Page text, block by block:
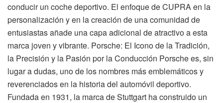
conducir un coche deportivo. El enfoque de CUPRA en la
personalización y en la creación de una comunidad de
entusiastas añade una capa adicional de atractivo a esta
marca joven y vibrante. Porsche: El Icono de la Tradición,
la Precisión y la Pasión por la Conducción Porsche es, sin
lugar a dudas, uno de los nombres más emblemáticos y
reverenciados en la historia del automóvil deportivo.
Fundada en 1931, la marca de Stuttgart ha construido un